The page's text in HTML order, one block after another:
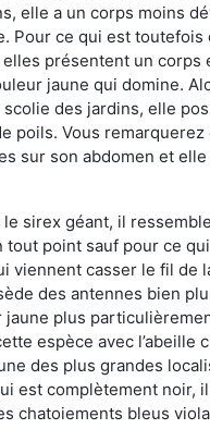
elle a un corps moins
Pour ce qui est toutefois
elles présentent un corps
jaune qui domine.
des jardins, elle
poils. Vous remarquerez
sur son abdomen et
le sirex géant, il
tout point sauf pour ce
viennent casser le fil de
des antennes bien
jaune plus
espèce avec l’abeille
des plus grandes
est complètement noir,
chatoiements bleus